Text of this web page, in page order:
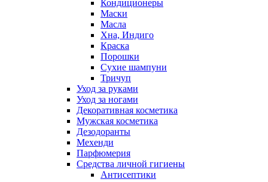
Кондиционеры
Маски
Масла
Хна, Индиго
Краска
Порошки
Сухие шампуни
Тричуп
Уход за руками
Уход за ногами
Декоративная косметика
Мужская косметика
Дезодоранты
Мехенди
Парфюмерия
Средства личной гигиены
Антисептики